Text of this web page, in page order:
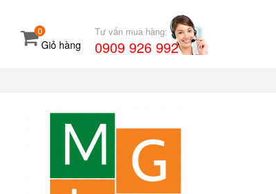
Tư vấn mua hàng:
0909 926 992
0
Giỏ hàng